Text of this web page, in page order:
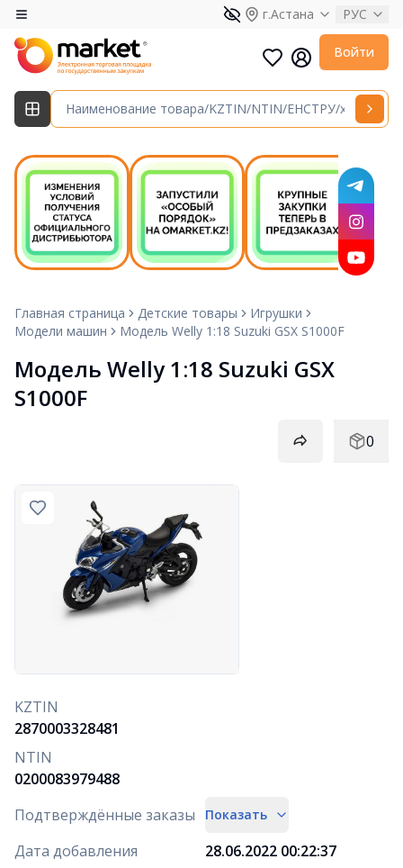
г.Астана РУС
Войти
Главная страница Детские товары
Игрушки
Модели машин
Модель Welly 1:18 Suzuki GSX S1000F
Модель Welly 1:18 Suzuki GSX
S1000F
0
KZTIN
2870003328481
NTIN
0200083979488
Подтверждённые заказы
Показать
Дата добавления
28.06.2022 00:22:37